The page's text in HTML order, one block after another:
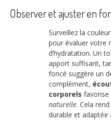
Observer et ajuster en
Surveillez la
pour évaluer votre
d’hydratation. Un
apport suffisant,
foncé suggère un
complément,
corporels favorise
naturelle. Cela
durable et adaptée